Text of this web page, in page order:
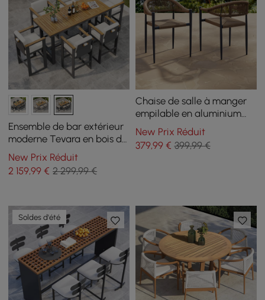
Ensemble de bar extérieur
moderne Tevara en bois de
teck, cadre gris foncé et
coussin blanc chaud
New Prix Réduit
2 159,99 € 2 299,99 €
Chaise de salle à manger
empilable en aluminium
pour terrasse, gris foncé, lot
de 2
New Prix Réduit
379,99€ 399,99 €
Soldes d'été